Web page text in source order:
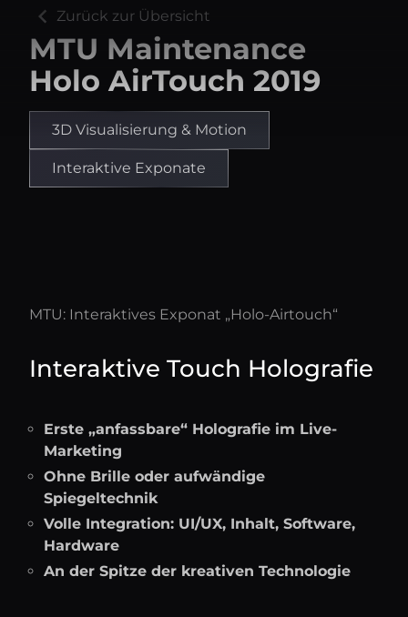
chevron_left Zurück zur Übersicht
MTU Maintenance
Holo AirTouch 2019
3D Visualisierung & Motion
Interaktive Exponate
MTU: Interaktives Exponat „Holo-Airtouch“
Interaktive Touch Holografie
Erste „anfassbare“ Holografie im Live-
Marketing
Ohne Brille oder aufwändige
Spiegeltechnik
Volle Integration: UI/UX, Inhalt, Software,
Hardware
An der Spitze der kreativen Technologie